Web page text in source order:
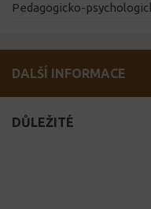
Pedagogicko-
DALŠÍ INFORMACE
DŮLEŽITÉ